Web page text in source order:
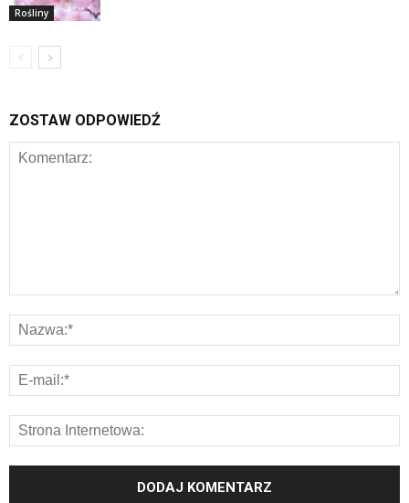
Rośliny
ZOSTAW ODPOWIEDŹ